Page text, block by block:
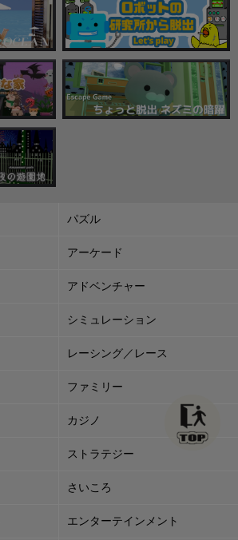
パズル
アーケード
アドベンチャー
シミュレーション
レーシング／レース
ファミリー
カジノ
ストラテジー
さいころ
エンターテインメント